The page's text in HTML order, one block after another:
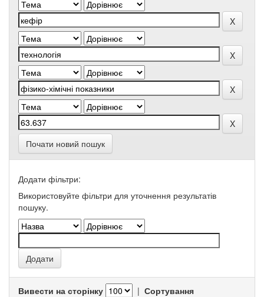
Почати новий пошук
Додати фільтри:
Використовуйте фільтри для уточнення результатів
пошуку.
Вивести на сторінку | Сортування